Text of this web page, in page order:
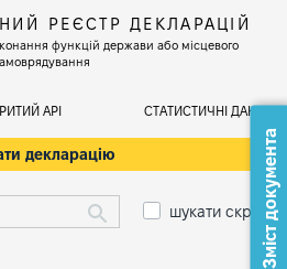
РЕЄСТР ДЕКЛАРАЦІЙ
функцій держави або місцевого
АРІ СТАТИСТИЧНІ ДАНІ
декларацію
шукати скрізьЗміст документа